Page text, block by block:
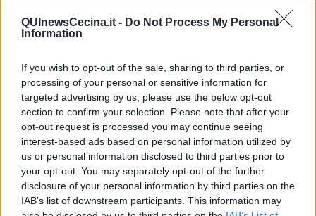
QUInewsCecina.it - Do Not Process My Personal
Information
If you wish to opt-out of the sale, sharing to third parties, or
processing of your personal or sensitive information for
targeted advertising by us, please use the below opt-out
section to confirm your selection. Please note that after your
opt-out request is processed you may continue seeing
interest-based ads based on personal information utilized by
us or personal information disclosed to third parties prior to
your opt-out. You may separately opt-out of the further
disclosure of your personal information by third parties on the
IAB’s list of downstream participants. This information may
PROVINCIA DI LIVORNO — In vista del ballottaggio in programma
domenica 23 e lunedì 24 Giugno, per l'elezione del sindaco di
Piombino, Cecina e Rosignano Marittimo, l'Azienda Usl Toscana
nord ovest ha ricordato gli ambulatori sul territorio delle Valli
Etrusche per il rilascio delle certificazioni sanitarie agli elettori
fisicamente impediti o non deambulati.
Questi gli ambulatori e gli orari di apertura al pubblico:Ospedale di
Cecina (stanza 23) venerdì 21 giugno in orario 11-12 e domenica
23 Giugno in orario 10,30-11,30;Distretto di Rosignano Solvay